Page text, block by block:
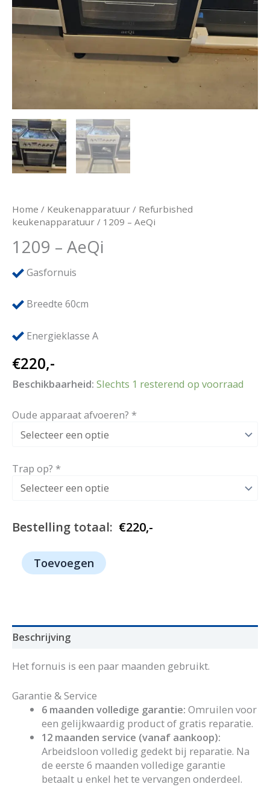
Home / Keukenapparatuur / Refurbished
keukenapparatuur / 1209 – AeQi
1209 – AeQi
Gasfornuis
Breedte 60cm
Energieklasse A
€220,-
Beschikbaarheid: Slechts 1 resterend op voorraad
Oude apparaat afvoeren? *
Trap op? *
Bestelling totaal: €220,-
1209 Toevoegen
Beschrijving
Het fornuis is een paar maanden gebruikt.
Garantie & Service
6 maanden volledige garantie: Omruilen voor
een gelijkwaardig product of gratis reparatie.
12 maanden service (vanaf aankoop):
Arbeidsloon volledig gedekt bij reparatie. Na
de eerste 6 maanden volledige garantie
betaalt u enkel het te vervangen onderdeel.